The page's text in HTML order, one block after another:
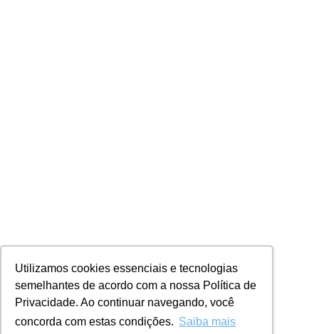
Utilizamos cookies essenciais e tecnologias
semelhantes de acordo com a nossa Política de
Privacidade. Ao continuar navegando, você
concorda com estas condições. Saiba mais